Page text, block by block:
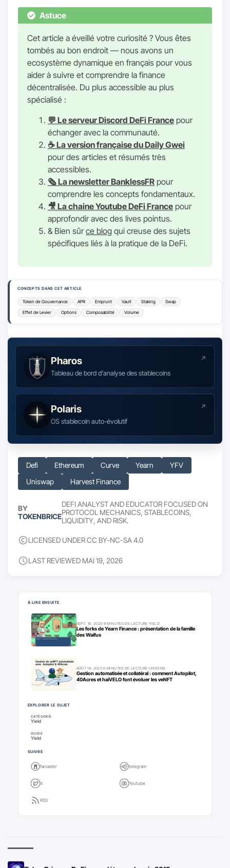
Astuce
Cet article a éveillé votre curiosité ? Vous êtes
tombés au bon endroit — nous avons un
ecosystème dynamique en français pour vous
aider à suivre et comprendre la finance
décentralisée. Du plus accessible au plus
spécialisé :
💬 Le serveur Discord DeFi France pour
échanger avec la communauté.
☕ La version française du Daily Gwei
pour des articles et résumés très
accessibles.
🗞 La newsletter BanklessFR pour
comprendre les concepts fondamentaux.
🎥 La chaine Youtube DeFi France pour
approfondir avec des lives pointus.
& Bien sûrce blog qui creuse des sujets
spécifiques liés à la pratique de la DeFi.
CONCEPTS DANS CET ARTICLE
Token de Gouvernance APR Emprunt Vault Staking Swap
Effet de Levier Options Composabilité Volume
Pharos
Tableau de bord d'analyse des stablecoins
Polaris
OS stablecoin auto-évolutif
Defi Ethereum Curve Yearn
YFV
Uniswap
Harvest Finance
BY
TOKENBRICE
DEFI ANALYST AND EDUCATOR FOCUSED ON
PROTOCOL MECHANICS, STABLECOINS,
LIQUIDITY, AND RISK.
LICENSED UNDER CC BY-NC-SA 4.0
LAST REVIEWED MAI 19, 2026
Pour aller plus loin
À LIRE ENSUITE
SEPT. 18, 2020· 9 MINUTES DE LECTURE·YIELD
Les forks de Yearn Finance : présentation de la famille
des Waifus
AOÛT 14, 2025·6 MINUTES DE LECTURE· LENDING
Gestion automatisée et collatéral : comment Autopilot,
40Acres et haiVELO font évoluer les veNFT
EXPLORER LE SUJET
CATÉGORIE
Yield
GUIDE
Yield
SUIVRE
farcaster telegram
X Youtube
RSS